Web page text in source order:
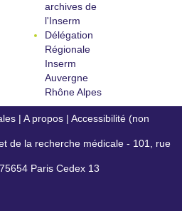
archives de
l'Inserm
Délégation
Régionale
Inserm
Auvergne
Rhône Alpes
| A propos | Accessibilité (non
conforme)
de la recherche médicale - 101, rue
Paris Cedex 13